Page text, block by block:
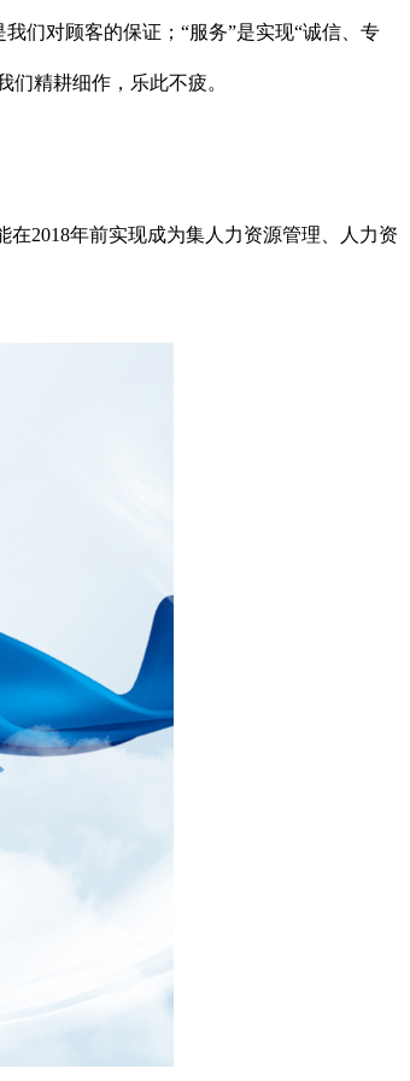
们对顾客的保证；“服务”是实现“诚信、专
精耕细作，乐此不疲。
2018年前实现成为集人力资源管理、人力资